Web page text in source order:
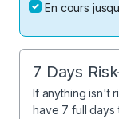
En cours
7 Days
If anything isn't
have 7 full days